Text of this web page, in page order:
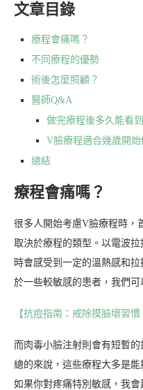
文章目錄
療程會痛嗎？
不同療程的優勢
術後怎麼照顧？
醫師Q&A
做完療程後多久能看
V臉療程適合幾歲開始
總結
療程會痛嗎？
很多人開始考慮V臉療程時，
取決於療程的類型。以電波
時會感受到一定的溫熱感和
於一些較敏感的患者，我們
【抗痘指南：戒除摸臉壞習
而肉毒小臉注射則會有短暫
總的來說，這些療程大多是
如果你對疼痛特別敏感，我